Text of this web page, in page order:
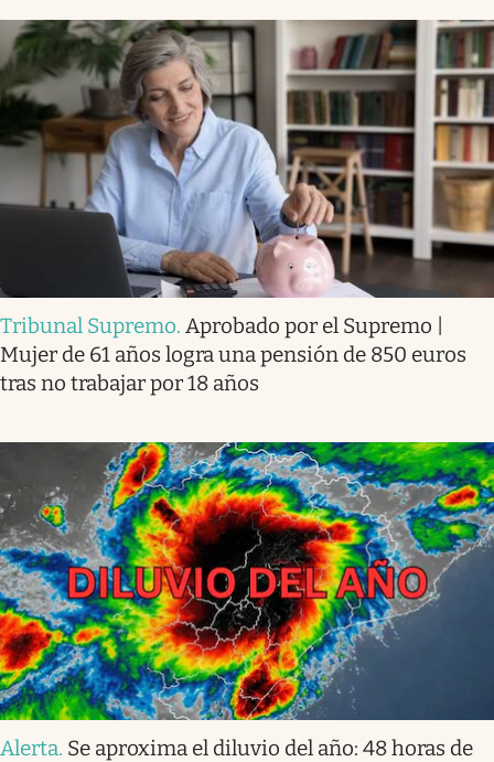
Tribunal Supremo. Aprobado por el Supremo |
Mujer de 61 años logra una pensión de 850 euros
tras no trabajar por 18 años
Alerta. Se aproxima el diluvio del año: 48 horas de